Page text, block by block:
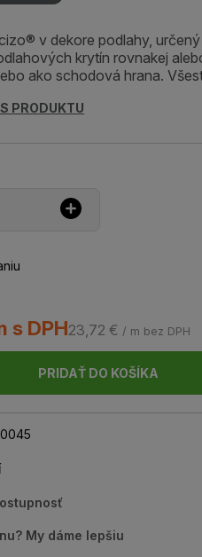
v dekore podlahy, určený
krytín rovnakej
ako schodová hrana.
PRODUKTU
s DPH23,72 € / m bez DPH
PRIDAŤ DO KOŠÍKA
My dáme lepšiu